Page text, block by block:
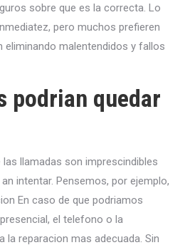
sobre que es la correcta. Lo
pero muchos prefieren
malentendidos y fallos
podrian quedar
llamadas son imprescindibles
intentar. Pensemos, por ejemplo,
En caso de que podriamos
el telefono o la
la reparacion mas adecuada. Sin